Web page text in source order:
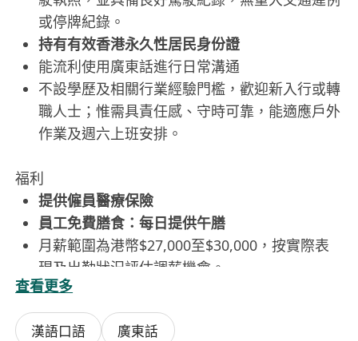
或停牌紀錄。
持有有效香港永久性居民身份證
能流利使用廣東話進行日常溝通
不設學歷及相關行業經驗門檻，歡迎新入行或轉
職人士；惟需具責任感、守時可靠，能適應戶外
作業及週六上班安排。
福利
提供僱員醫療保險
員工免費膳食：每日提供午膳
月薪範圍為港幣$27,000至$30,000，按實際表
現及出勤狀況評估調薪機會。
查看更多
漢語口語 廣東話